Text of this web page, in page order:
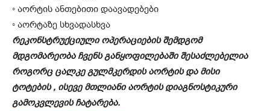
◦ აორტის ანთებითი დაავადებები
◦ აორტაზე სხვადასხვა
რეკონსტრუქციული ოპერაციების შემდგომ
მდგომარეობა ჩვენს განყოფილებაში შესაძლებელია
როგორც ცალკე გულმკერდის აორტის და მისი
ტოტების , ისევე მთლიანი აორტის დიაგნოსტიკური
გამოკვლევის ჩატარება.